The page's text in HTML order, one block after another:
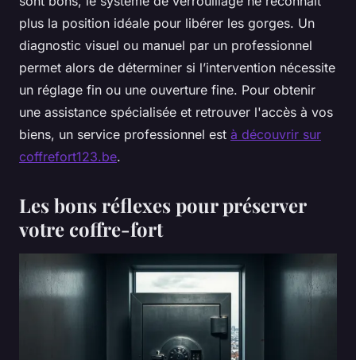
plus la position idéale pour libérer les gorges. Un
diagnostic visuel ou manuel par un professionnel
permet alors de déterminer si l’intervention nécessite
un réglage fin ou une ouverture fine. Pour obtenir
une assistance spécialisée et retrouver l'accès à vos
biens, un service professionnel est à découvrir sur
coffrefort123.be.
Les bons réflexes pour préserver
votre coffre-fort